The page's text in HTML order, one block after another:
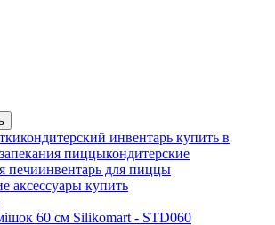
кондитерский инвентарь купить в
пиццыкондитерские
печиинвентарь для пиццы
аксессуары купить